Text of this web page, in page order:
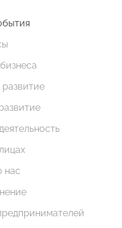
развитие
нас